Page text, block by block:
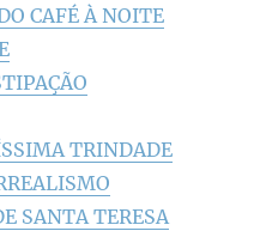
CAFÉ À NOITE
TRINDADE
SANTA TERESA